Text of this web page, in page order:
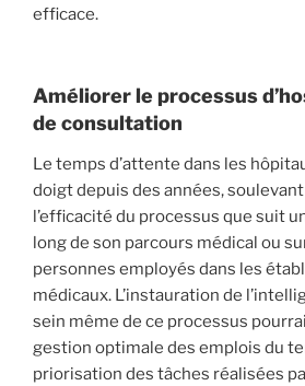
efficace.
Améliorer le processus
de consultation
Le temps d’attente dans les
doigt depuis des années,
l’efficacité du processus que suit
long de son parcours médical ou
personnes employés dans les
médicaux. L’instauration de
sein même de ce processus
gestion optimale des emplois du
priorisation des tâches réalisées